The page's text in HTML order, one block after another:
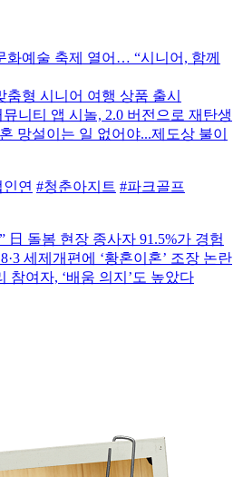
화예술 축제 열어… “시니어, 함께
형 시니어 여행 상품 출시
니티 앱 시놀, 2.0 버전으로 재탄생
망설이는 일 없어야...제도상 불이
연 #청춘아지트 #파크골프
日 돌봄 현장 종사자 91.5%가 경험
세제개편에 ‘황혼이혼’ 조장 논란
참여자, ‘배움 의지’도 높았다